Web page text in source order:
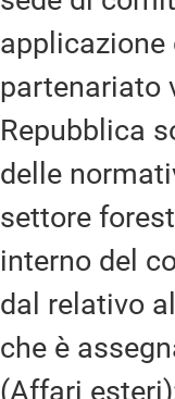
partenariato
Repubblica
delle
settore
interno del
dal relativo
che è
(Affari